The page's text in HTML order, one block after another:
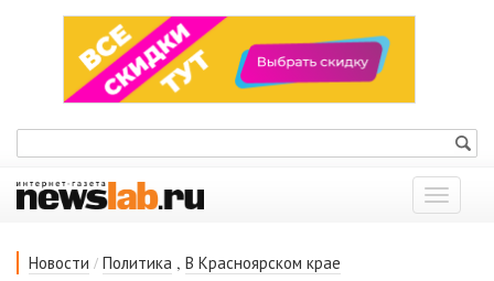
Показать
меню
Новости / Политика , В Красноярском крае